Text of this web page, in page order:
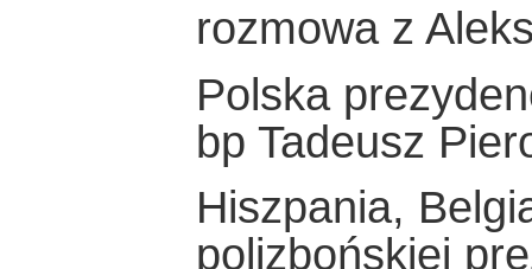
rozmowa z
Polska
bp Tadeusz
Hiszpania,
polizbońskiej